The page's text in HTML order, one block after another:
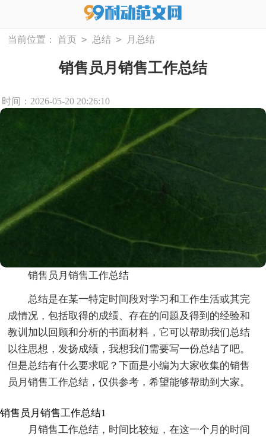
当前位置： 首页 > 总结 > 月总结
销售员月销售工作总结
时间：2026-05-20 20:26:10
销售员月销售工作总结
总结是在某一特定时间段对学习和工作生活或其完
成情况，包括取得的成绩、存在的问题及得到的经验和
教训加以回顾和分析的书面材料，它可以帮助我们总结
以往思想，发扬成绩，我想我们需要写一份总结了吧。
但是总结有什么要求呢？下面是小编为大家收集的销售
员月销售工作总结，仅供参考，希望能够帮助到大家。
销售员月销售工作总结1
月销售工作总结，时间比较短，在这一个月的时间